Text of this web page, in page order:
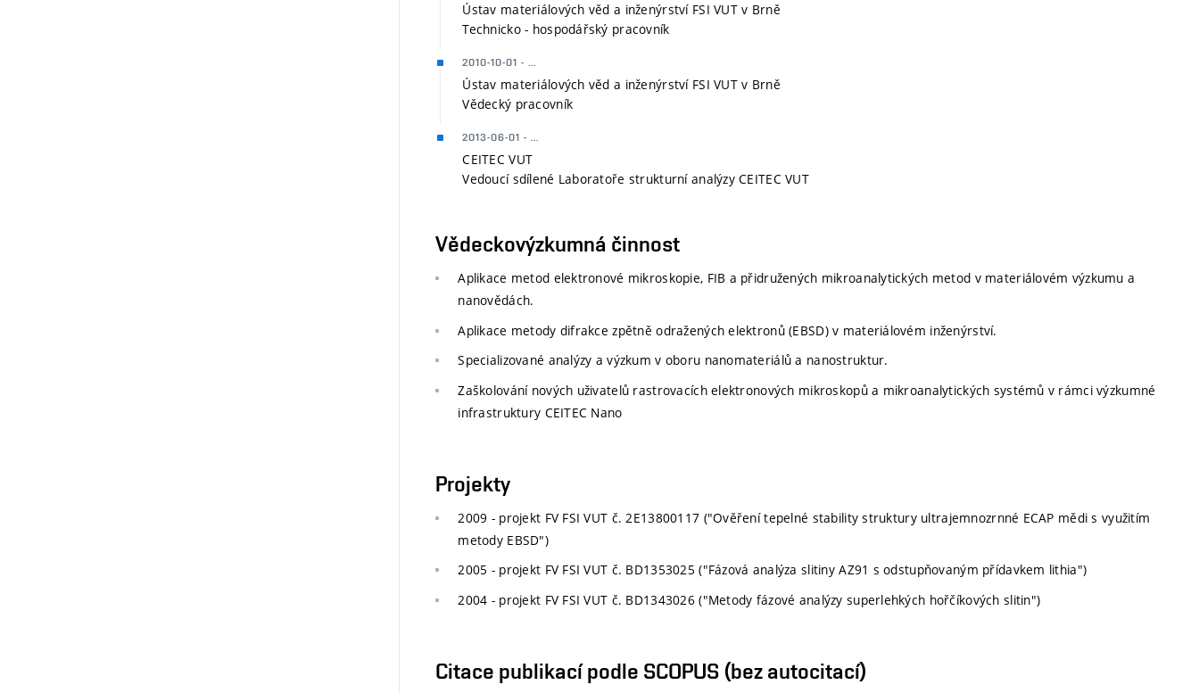
Ústav materiálových věd a inženýrství FSI VUT v Brně
Technicko - hospodářský pracovník
2010-10-01 - ...
Ústav materiálových věd a inženýrství FSI VUT v Brně
Vědecký pracovník
2013-06-01 - ...
CEITEC VUT
Vedoucí sdílené Laboratoře strukturní analýzy CEITEC VUT
Vědeckovýzkumná činnost
Aplikace metod elektronové mikroskopie, FIB a přidružených mikroanalytických metod v materiálovém výzkumu a
nanovědách.
Aplikace metody difrakce zpětně odražených elektronů (EBSD) v materiálovém inženýrství.
Specializované analýzy a výzkum v oboru nanomateriálů a nanostruktur.
Zaškolování nových uživatelů rastrovacích elektronových mikroskopů a mikroanalytických systémů v rámci výzkumné
infrastruktury CEITEC Nano
Projekty
2009 - projekt FV FSI VUT č. 2E13800117 ("Ověření tepelné stability struktury ultrajemnozrnné ECAP mědi s využitím
metody EBSD")
2005 - projekt FV FSI VUT č. BD1353025 ("Fázová analýza slitiny AZ91 s odstupňovaným přídavkem lithia")
2004 - projekt FV FSI VUT č. BD1343026 ("Metody fázové analýzy superlehkých hořčíkových slitin")
Citace publikací podle SCOPUS (bez autocitací)